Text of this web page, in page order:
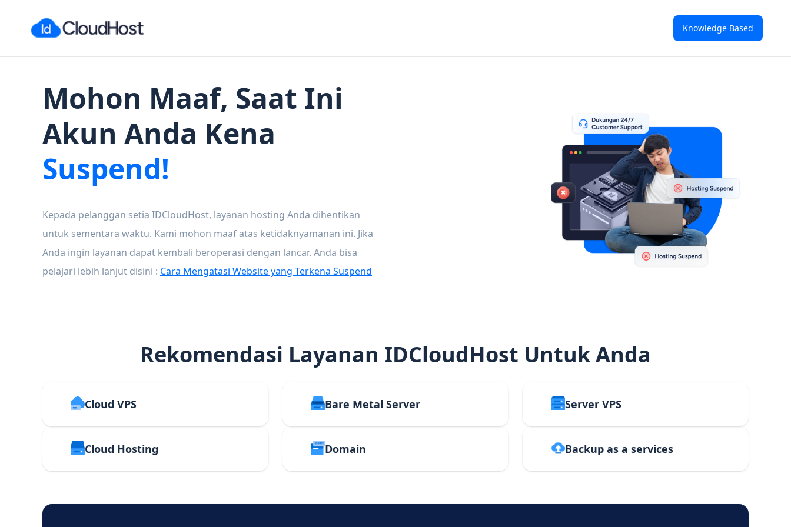
Knowledge Based
Mohon Maaf, Saat Ini
Akun Anda Kena
Suspend!
Kepada pelanggan setia IDCloudHost, layanan hosting Anda dihentikan
untuk sementara waktu. Kami mohon maaf atas ketidaknyamanan ini. Jika
Anda ingin layanan dapat kembali beroperasi dengan lancar. Anda bisa
pelajari lebih lanjut disini : Cara Mengatasi Website yang Terkena Suspend
Rekomendasi Layanan IDCloudHost Untuk Anda
Cloud VPS Bare Metal Server Server VPS
Cloud Hosting Domain Backup as a services